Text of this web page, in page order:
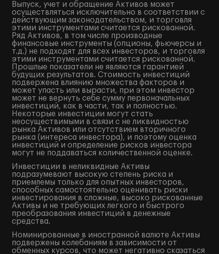
Выпуск, учет и обращение Активов может
осуществляться исключительно в соответствии с
действующим законодательством, и торговля
этими инструментами считается рискованной.
Ряд Активов, в том числе производные
финансовые инструменты (опционы, фьючерсы и
т.д.) не подходят для всех инвесторов, и торговля
этими инструментами считается рискованной.
Прошлые показатели не являются гарантией
будущих результатов. Стоимость инвестиций
подвержена влиянию множества факторов и
может упасть или вырасти, при этом инвестор
может не вернуть себе сумму первоначальных
инвестиций, как в части, так и полностью.
Некоторые инвестиции могут стать
неосуществимыми в связи с не ликвидностью
рынка Активов или отсутствием вторичного
рынка (интереса инвестора), и поэтому оценка
инвестиций и определение рисков инвестора
могут не поддаваться количественной оценке.
Инвестиции в неликвидные Активы
подразумевают высокую степень риска и
приемлемы только для опытных инвесторов,
способных самостоятельно оценивать риски
инвестирования в сложные, высоко рискованные
Активы и не требующих легкого и быстрого
преобразования инвестиций в денежные
средства.
Номинированные в иностранной валюте Активы
подвержены колебаниям в зависимости от
обменных курсов, что может негативно сказаться